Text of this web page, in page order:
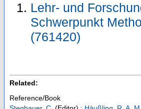
Lehr- und
Schwerpunkt
(761420)
Related:
Reference/Book